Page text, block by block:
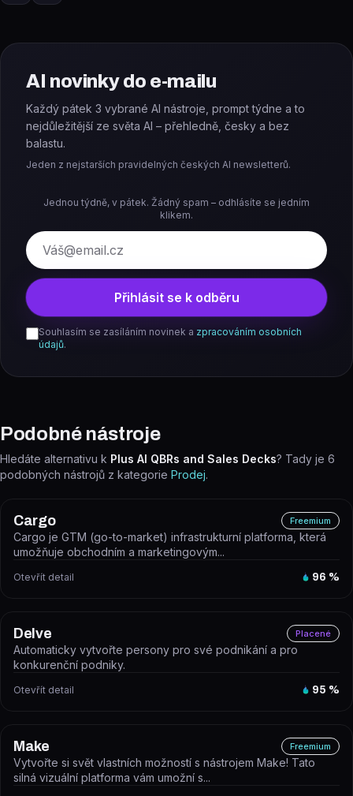
AI novinky do e-mailu
Každý pátek 3 vybrané AI nástroje, prompt týdne a to
nejdůležitější ze světa AI – přehledně, česky a bez
balastu.
Jeden z nejstarších pravidelných českých AI newsletterů.
Jednou týdně, v pátek. Žádný spam – odhlásíte se jedním
klikem.
E-mail
Přihlásit se k odběru
Souhlasím se zasíláním novinek a zpracováním osobních
údajů.
Podobné nástroje
Hledáte alternativu k Plus AI QBRs and Sales Decks? Tady je 6
podobných nástrojů z kategorie Prodej.
Cargo Freemium
Cargo je GTM (go-to-market) infrastrukturní platforma, která
umožňuje obchodním a marketingovým...
Otevřít detail 96 %
Delve Placené
Automaticky vytvořte persony pro své podnikání a pro
konkurenční podniky.
Otevřít detail 95 %
Make Freemium
Vytvořte si svět vlastních možností s nástrojem Make! Tato
silná vizuální platforma vám umožní s...